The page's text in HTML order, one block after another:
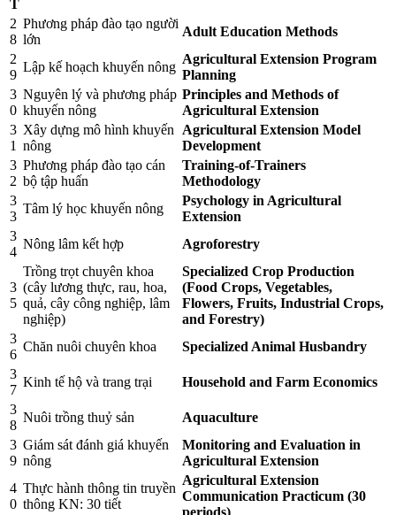
T
2
8
Phương pháp đào tạo người
lớn
Adult Education Methods
2
9
Lập kế hoạch khuyến nông
Agricultural Extension Program
Planning
3
0
Nguyên lý và phương pháp
khuyến nông
Principles and Methods of
Agricultural Extension
3
1
Xây dựng mô hình khuyến
nông
Agricultural Extension Model
Development
3
2
Phương pháp đào tạo cán
bộ tập huấn
Training-of-Trainers
Methodology
3
3
Tâm lý học khuyến nông
Psychology in Agricultural
Extension
3
4
Nông lâm kết hợp Agroforestry
3
5
Trồng trọt chuyên khoa
(cây lương thực, rau, hoa,
quả, cây công nghiệp, lâm
nghiệp)
Specialized Crop Production
(Food Crops, Vegetables,
Flowers, Fruits, Industrial Crops,
and Forestry)
3
6
Chăn nuôi chuyên khoa
Specialized Animal Husbandry
3
7
Kinh tế hộ và trang trại
Household and Farm Economics
3
8
Nuôi trồng thuỷ sản
Aquaculture
3
9
Giám sát đánh giá khuyến
nông
Monitoring and Evaluation in
Agricultural Extension
4
0
Thực hành thông tin truyền
thông KN: 30 tiết
Agricultural Extension
Communication Practicum (30
periods)